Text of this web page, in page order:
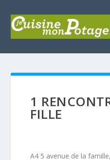
1
FILLE
A4 5 avenue de la